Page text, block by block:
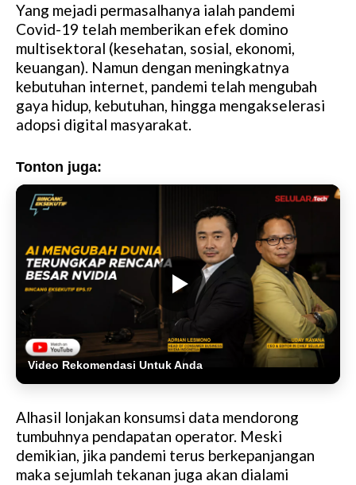
Yang mejadi permasalhanya ialah pandemi
Covid-19 telah memberikan efek domino
multisektoral (kesehatan, sosial, ekonomi,
keuangan). Namun dengan meningkatnya
kebutuhan internet, pandemi telah mengubah
gaya hidup, kebutuhan, hingga mengakselerasi
adopsi digital masyarakat.
Tonton juga:
Video Rekomendasi Untuk Anda
Alhasil lonjakan konsumsi data mendorong
tumbuhnya pendapatan operator. Meski
demikian, jika pandemi terus berkepanjangan
maka sejumlah tekanan juga akan dialami